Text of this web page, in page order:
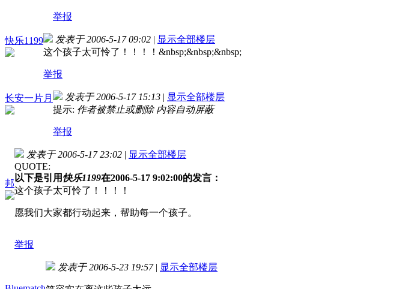
举报
快乐1199 发表于 2006-5-17 09:02 | 显示全部楼层
这个孩子太可怜了！！！！&nbsp;&nbsp;&nbsp;
举报
长安一片月 发表于 2006-5-17 15:13 | 显示全部楼层
提示: 作者被禁止或删除 内容自动屏蔽
举报
邦
发表于 2006-5-17 23:02 | 显示全部楼层
QUOTE:
以下是引用 快乐1199在2006-5-17 9:02:00的发言：
这个孩子太可怜了！！！！
愿我们大家都行动起来，帮助每一个孩子。
举报
发表于 2006-5-23 19:57 | 显示全部楼层